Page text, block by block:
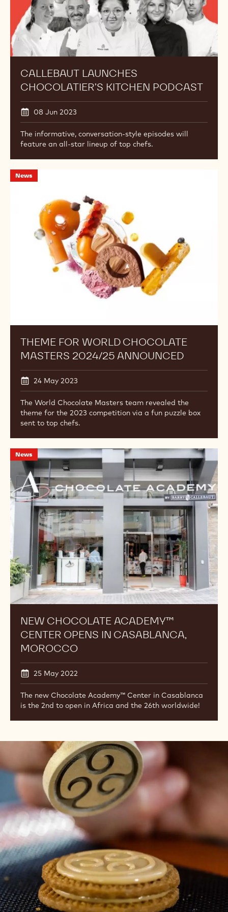
CALLEBAUT LAUNCHES
CHOCOLATIER’S KITCHEN PODCAST
08 Jun 2023
The informative, conversation-style episodes will
feature an all-star lineup of top chefs.
News
THEME FOR WORLD CHOCOLATE
MASTERS 2024/25 ANNOUNCED
24 May 2023
The World Chocolate Masters team revealed the
theme for the 2023 competition via a fun puzzle box
sent to top chefs.
Theme
Chocolate
Masters
2024/25
Announced
News
NEW CHOCOLATE ACADEMY™
CENTER OPENS IN CASABLANCA,
MOROCCO
25 May 2022
The new Chocolate Academy™ Center in Casablanca
is the 2nd to open in Africa and the 26th worldwide!
New
Chocolate
Academy™
Center
Opens
Casablanca,
Morocco